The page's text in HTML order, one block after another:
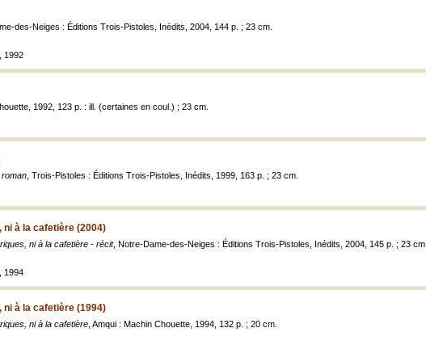
des-Neiges : Éditions Trois-Pistoles, Inédits, 2004, 144 p. ; 23 cm.
1992
1992, 123 p. : ill. (certaines en coul.) ; 23 cm.
, Trois-Pistoles : Éditions Trois-Pistoles, Inédits, 1999, 163 p. ; 23 cm.
ni à la cafetière (2004)
ni à la cafetière - récit, Notre-Dame-des-Neiges : Éditions Trois-Pistoles, Inédits, 2004, 145 p. ; 23 cm.
1994
ni à la cafetière (1994)
ni à la cafetière , Amqui : Machin Chouette, 1994, 132 p. ; 20 cm.